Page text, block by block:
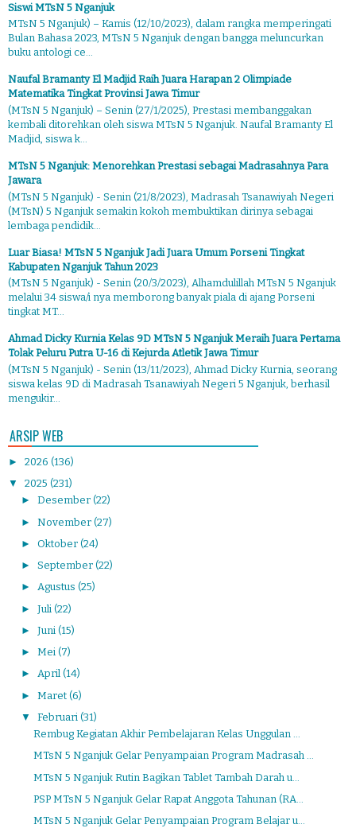
Siswi MTsN 5 Nganjuk
MTsN 5 Nganjuk) – Kamis (12/10/2023), dalam rangka memperingati
Bulan Bahasa 2023, MTsN 5 Nganjuk dengan bangga meluncurkan
buku antologi ce...
Naufal Bramanty El Madjid Raih Juara Harapan 2 Olimpiade
Matematika Tingkat Provinsi Jawa Timur
(MTsN 5 Nganjuk) – Senin (27/1/2025), Prestasi membanggakan
kembali ditorehkan oleh siswa MTsN 5 Nganjuk. Naufal Bramanty El
Madjid, siswa k...
MTsN 5 Nganjuk: Menorehkan Prestasi sebagai Madrasahnya Para
Jawara
(MTsN 5 Nganjuk) - Senin (21/8/2023), Madrasah Tsanawiyah Negeri
(MTsN) 5 Nganjuk semakin kokoh membuktikan dirinya sebagai
lembaga pendidik...
Luar Biasa! MTsN 5 Nganjuk Jadi Juara Umum Porseni Tingkat
Kabupaten Nganjuk Tahun 2023
(MTsN 5 Nganjuk) - Senin (20/3/2023), Alhamdulillah MTsN 5 Nganjuk
melalui 34 siswa/i nya memborong banyak piala di ajang Porseni
tingkat MT...
Ahmad Dicky Kurnia Kelas 9D MTsN 5 Nganjuk Meraih Juara Pertama
Tolak Peluru Putra U-16 di Kejurda Atletik Jawa Timur
(MTsN 5 Nganjuk) - Senin (13/11/2023), Ahmad Dicky Kurnia, seorang
siswa kelas 9D di Madrasah Tsanawiyah Negeri 5 Nganjuk, berhasil
mengukir...
ARSIP WEB
► 2026 (136)
▼ 2025 (231)
► Desember (22)
► November (27)
► Oktober (24)
► September (22)
► Agustus (25)
► Juli (22)
► Juni (15)
► Mei (7)
► April (14)
► Maret (6)
▼ Februari (31)
Rembug Kegiatan Akhir Pembelajaran Kelas Unggulan ...
MTsN 5 Nganjuk Gelar Penyampaian Program Madrasah ...
MTsN 5 Nganjuk Rutin Bagikan Tablet Tambah Darah u...
PSP MTsN 5 Nganjuk Gelar Rapat Anggota Tahunan (RA...
MTsN 5 Nganjuk Gelar Penyampaian Program Belajar u...